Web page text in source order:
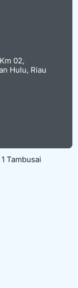
02,
Hulu, Riau
Tambusai